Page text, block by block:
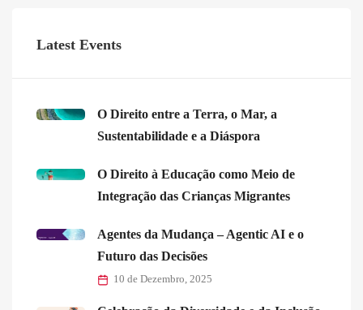
Latest Events
O Direito entre a Terra, o Mar, a
Sustentabilidade e a Diáspora
O Direito à Educação como Meio de
Integração das Crianças Migrantes
Agentes da Mudança – Agentic AI e o
Futuro das Decisões
10 de Dezembro, 2025